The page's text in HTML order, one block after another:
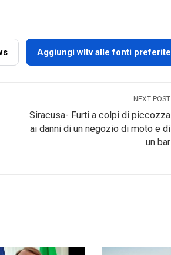
Aggiungi wltv alle fonti preferite
NEXT POST
Siracusa- Furti a colpi di piccozza
ai danni di un negozio di moto e di
un bar